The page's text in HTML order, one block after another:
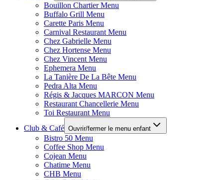
Bouillon Chartier Menu
Buffalo Grill Menu
Carette Paris Menu
Carnival Restaurant Menu
Chez Gabrielle Menu
Chez Hortense Menu
Chez Vincent Menu
Ephemera Menu
La Tanière De La Bête Menu
Pedra Alta Menu
Régis & Jacques MARCON Menu
Restaurant Chancellerie Menu
Toi Restaurant Menu
Club & Café Ouvrir/fermer le menu enfant
Bistro 50 Menu
Coffee Shop Menu
Cojean Menu
Chatime Menu
CHB Menu